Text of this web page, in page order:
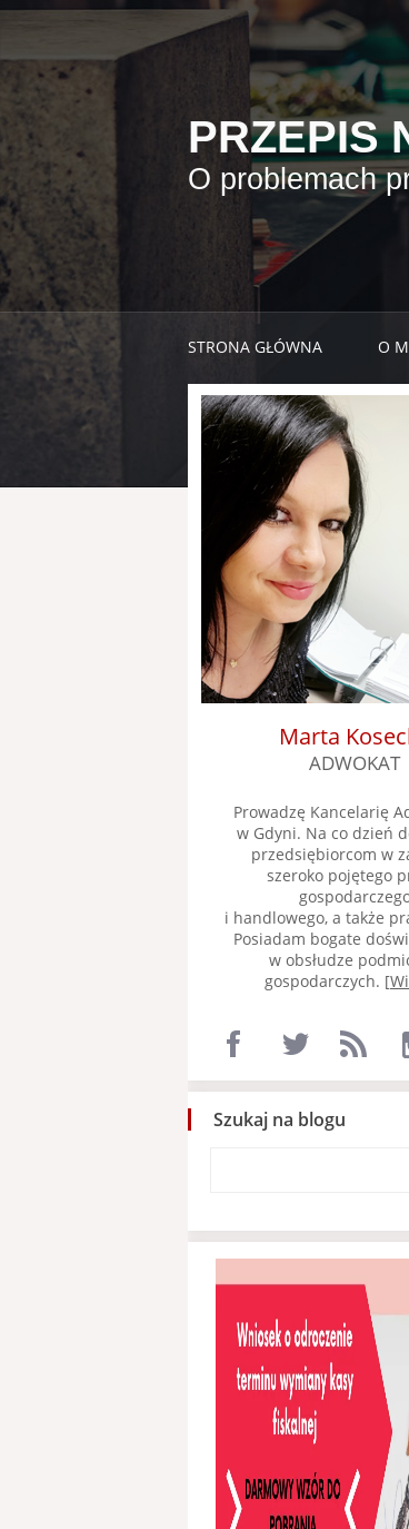
PRZEPIS
O problemach
STRONA GŁÓWNA O
Marta
ADWOKAT
Prowadzę Kancelarię
w Gdyni. Na co dzień
przedsiębiorcom w
szeroko pojętego
i handlowego, a także
Posiadam bogate
w obsłudze
gospodarczych. [
Szukaj na blogu